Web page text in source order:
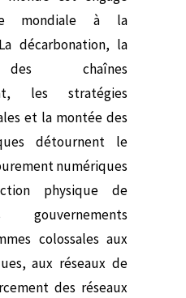
mondiale à la
décarbonation, la
des chaînes
les stratégies
et la montée des
détournent le
numériques
physique de
gouvernements
colossales aux
aux réseaux de
des réseaux